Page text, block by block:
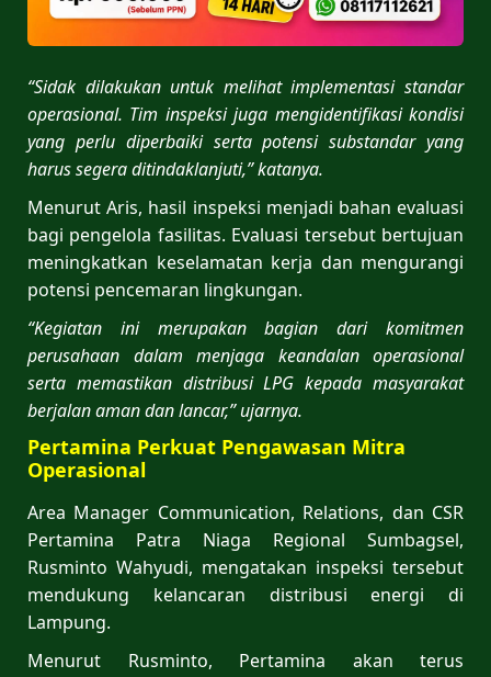
“Sidak dilakukan untuk melihat implementasi standar
operasional. Tim inspeksi juga mengidentifikasi kondisi
yang perlu diperbaiki serta potensi substandar yang
harus segera ditindaklanjuti,” katanya.
Menurut Aris, hasil inspeksi menjadi bahan evaluasi
bagi pengelola fasilitas. Evaluasi tersebut bertujuan
meningkatkan keselamatan kerja dan mengurangi
potensi pencemaran lingkungan.
“Kegiatan ini merupakan bagian dari komitmen
perusahaan dalam menjaga keandalan operasional
serta memastikan distribusi LPG kepada masyarakat
berjalan aman dan lancar,” ujarnya.
Pertamina Perkuat Pengawasan Mitra
Operasional
Area Manager Communication, Relations, dan CSR
Pertamina Patra Niaga Regional Sumbagsel,
Rusminto Wahyudi, mengatakan inspeksi tersebut
mendukung kelancaran distribusi energi di
Lampung.
Menurut Rusminto, Pertamina akan terus